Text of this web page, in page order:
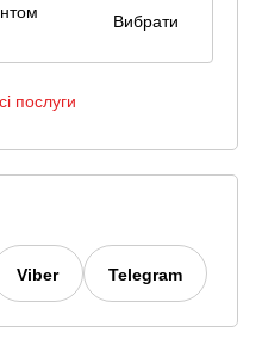
Вибрати
послуги
Viber Telegram